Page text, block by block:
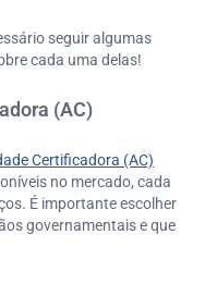
seguir algumas
cada uma delas!
(AC)
Certificadora (AC)
no mercado, cada
É importante escolher
governamentais e que